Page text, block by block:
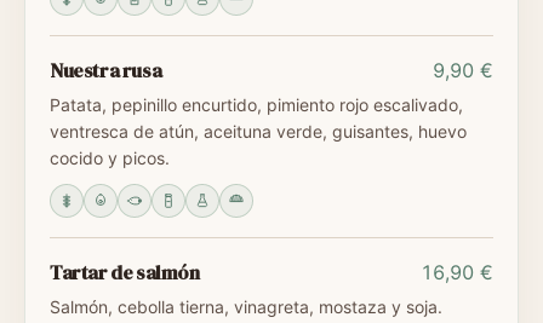
Nuestra rusa 9,90 €
Patata, pepinillo encurtido, pimiento rojo escalivado,
ventresca de atún, aceituna verde, guisantes, huevo
cocido y picos.
Tartar de salmón 16,90 €
Salmón, cebolla tierna, vinagreta, mostaza y soja.